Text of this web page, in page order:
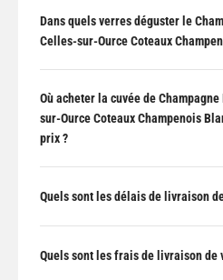
Dans quels verres déguster le
Celles-sur-Ource Coteaux
Où acheter la cuvée de
sur-Ource Coteaux Champenois
prix ?
Quels sont les délais de livraison
Quels sont les frais de livraison de